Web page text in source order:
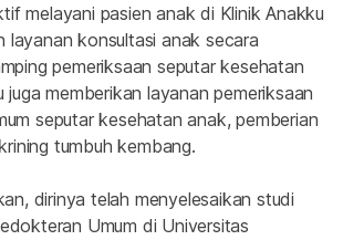
melayani pasien anak di Klinik Anakku
layanan konsultasi anak secara
pemeriksaan seputar kesehatan
juga memberikan layanan pemeriksaan
seputar kesehatan anak, pemberian
tumbuh kembang.
dirinya telah menyelesaikan studi
Umum di Universitas